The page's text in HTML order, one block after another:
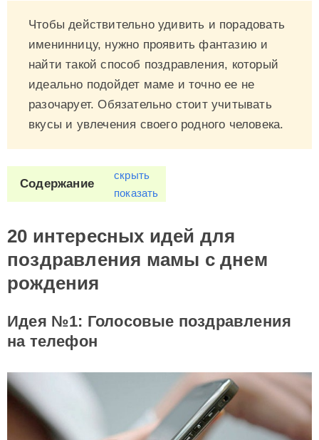
Чтобы действительно удивить и порадовать
именинницу, нужно проявить фантазию и
найти такой способ поздравления, который
идеально подойдет маме и точно ее не
разочарует. Обязательно стоит учитывать
вкусы и увлечения своего родного человека.
Содержание
скрыть
показать
20 интересных идей для
поздравления мамы с днем
рождения
Идея №1: Голосовые поздравления
на телефон